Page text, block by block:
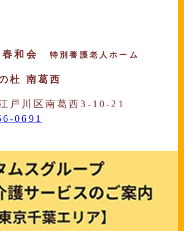
春和会 特別養護老人ホーム
杜 南葛西
戸川区南葛西3-10-21
0691